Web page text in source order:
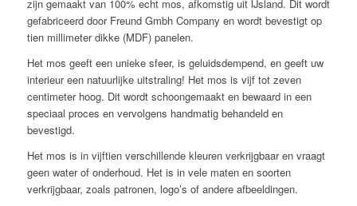
zijn gemaakt van 100% echt mos, afkomstig uit IJsland. Dit wordt
gefabriceerd door Freund Gmbh Company en wordt bevestigt op
tien millimeter dikke (MDF) panelen.
Het mos geeft een unieke sfeer, is geluidsdempend, en geeft uw
interieur een natuurlijke uitstraling! Het mos is vijf tot zeven
centimeter hoog. Dit wordt schoongemaakt en bewaard in een
speciaal proces en vervolgens handmatig behandeld en
bevestigd.
Het mos is in vijftien verschillende kleuren verkrijgbaar en vraagt
geen water of onderhoud. Het is in vele maten en soorten
verkrijgbaar, zoals patronen, logo’s of andere afbeeldingen.